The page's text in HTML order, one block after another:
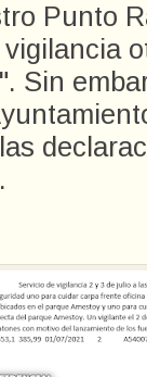
Punto
". Sin